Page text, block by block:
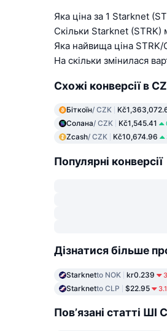
Яка ціна за 1 Starknet
Скільки Starknet (STRK)
Яка найвища ціна STRK/
На скільки змінилася
Схожі конверсії в
Біткоїн/ CZK
Солана/ CZK Kč1,545.41
Zcash/ CZK Kč10,674.96
Популярні конверсії
Дізнатися більше
Starknetto NOK kr0.239
Starknetto CLP $22.95
Пов’язані статті ШІ